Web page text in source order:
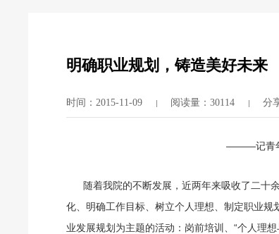
明确职业规划，铸造美好未来
时间：2015-11-09 阅读量：30114 分
———记青年
随着我院的不断发展，近两年来吸收了二十
化、明确工作目标、树立个人理想、制定职业
业发展规划为主题的活动：岗前培训、“个人理